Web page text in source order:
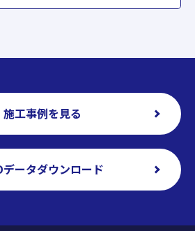
施工事例を見る
データダウンロード